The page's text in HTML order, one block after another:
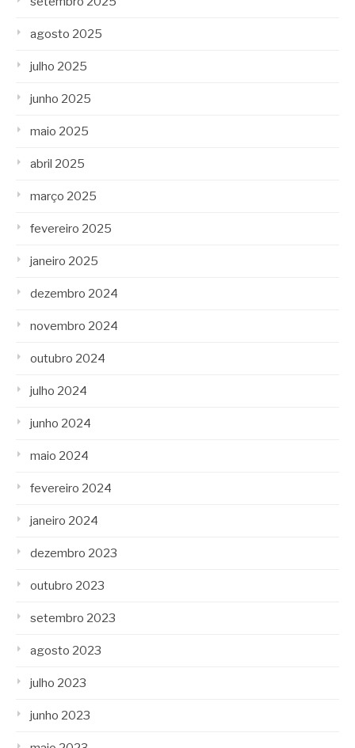
agosto 2025
julho 2025
junho 2025
maio 2025
abril 2025
março 2025
fevereiro 2025
janeiro 2025
dezembro 2024
novembro 2024
outubro 2024
julho 2024
junho 2024
maio 2024
fevereiro 2024
janeiro 2024
dezembro 2023
outubro 2023
setembro 2023
agosto 2023
julho 2023
junho 2023